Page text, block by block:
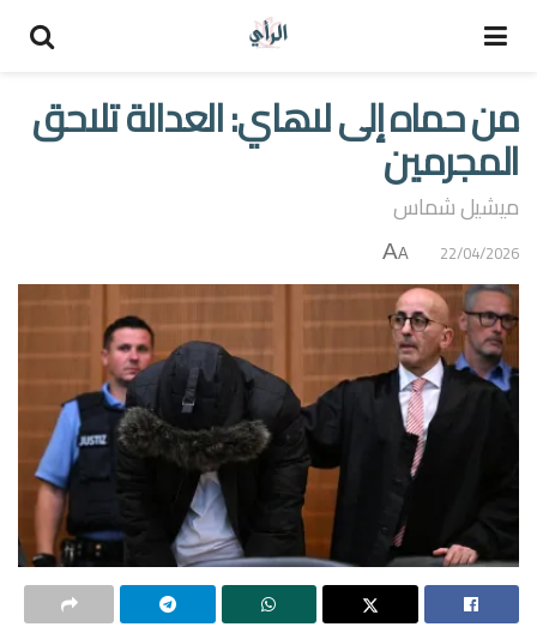
من حماه إلى لاهاي: العدالة تلاحق
المجرمين
ميشيل شماس
22/04/2026
A
A